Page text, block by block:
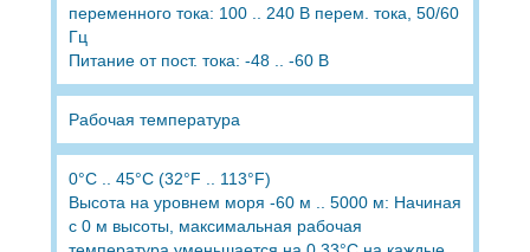
переменного тока: 100 .. 240 В перем. тока, 50/60
Гц
Питание от пост. тока: -48 .. -60 В
Рабочая температура
0°C .. 45°C (32°F .. 113°F)
Высота на уровнем моря -60 м .. 5000 м: Начиная
с 0 м высоты, максимальная рабочая